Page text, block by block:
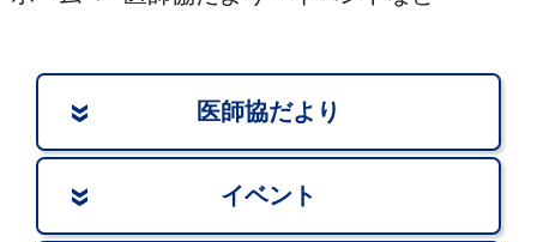
医師協だより
イベント